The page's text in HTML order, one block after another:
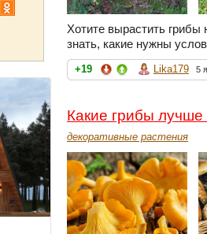
Хотите вырастить грибы
знать, какие нужны
+19 Lika179 5
Какие грибы
декоративные растения